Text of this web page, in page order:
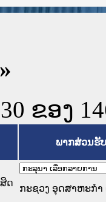
»
ຂອງ
ພາກສ່ວນຮັ
ດ
ກະຊວງ ອຸດສາຫະກຳ